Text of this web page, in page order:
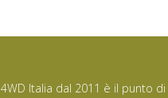
4WD Italia dal 2011 è il punto